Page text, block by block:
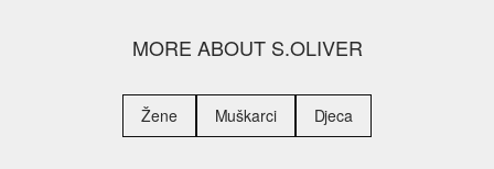
MORE ABOUT S.OLIVER
Žene Muškarci Djeca